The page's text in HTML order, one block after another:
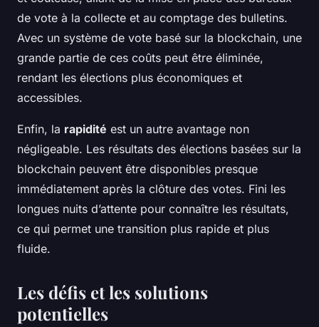
de vote à la collecte et au comptage des bulletins.
Avec un système de vote basé sur la blockchain, une
grande partie de ces coûts peut être éliminée,
rendant les élections plus économiques et
accessibles.
Enfin, la rapidité est un autre avantage non
négligeable. Les résultats des élections basées sur la
blockchain peuvent être disponibles presque
immédiatement après la clôture des votes. Fini les
longues nuits d’attente pour connaître les résultats,
ce qui permet une transition plus rapide et plus
fluide.
Les défis et les solutions
potentielles